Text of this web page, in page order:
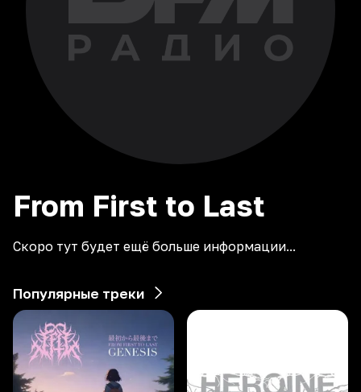
From First to Last
Скоро тут будет ещё больше информации...
Популярные треки